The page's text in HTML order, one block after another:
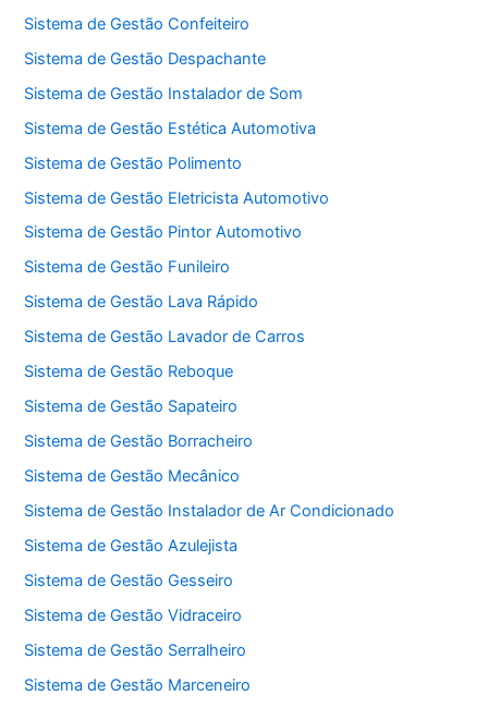
Sistema de Gestão Confeiteiro
Sistema de Gestão Despachante
Sistema de Gestão Instalador de Som
Sistema de Gestão Estética Automotiva
Sistema de Gestão Polimento
Sistema de Gestão Eletricista Automotivo
Sistema de Gestão Pintor Automotivo
Sistema de Gestão Funileiro
Sistema de Gestão Lava Rápido
Sistema de Gestão Lavador de Carros
Sistema de Gestão Reboque
Sistema de Gestão Sapateiro
Sistema de Gestão Borracheiro
Sistema de Gestão Mecânico
Sistema de Gestão Instalador de Ar Condicionado
Sistema de Gestão Azulejista
Sistema de Gestão Gesseiro
Sistema de Gestão Vidraceiro
Sistema de Gestão Serralheiro
Sistema de Gestão Marceneiro